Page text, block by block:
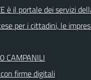
è il portale dei servizi
per i cittadini, le
CAMPANILI
firme digitali